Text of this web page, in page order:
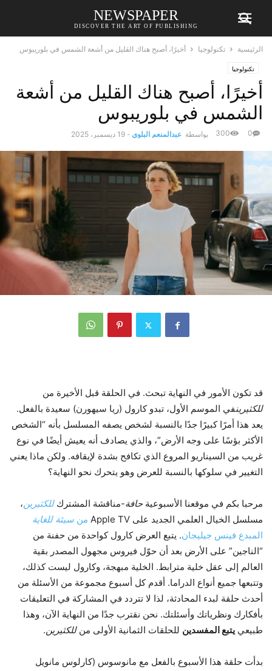
NEWSPAPER
DISCOVER THE ART OF PUBLISHING
الرئيسية تكنولوجيا أخيرًا، أصبح هناك القليل من أشعة الشمس في بلوريبوس
تكنولوجيا
أخيرًا، أصبح هناك القليل من أشعة
الشمس في بلوريبوس
بواسطة عبدالمنعم البلوي - 19 ديسمبر، 2025 0
300
قد تكون الأمور في النهاية تبحث. في الحلقة قبل الأخيرة من
للكثيرينفي الموسم الأول، تبدو كارول (ريا سيهورن) سعيدة بالفعل.
يعد هذا أمرًا كبيرًا جدًا بالنسبة لشخص يصفه المسلسل بأنه “الشخص
الأكثر بؤسًا على وجه الأرض”، والذي يصادف أنه يعيش أيضًا في نوع
غريب من السيناريو المروع الذي تكافح بشدة لإيقافه. ولكن ماذا يعني
التغيير في سلوكها بالنسبة للعرض وهو يتحرك نحو النهاية؟
مرحبا بكم في موقعنا الأسبوعيةحافة-مناقشة المشتركللكثيرين،
مسلسل الخيال العلمي الجديد على Apple TV
من سيئة للغاية
المبدع فينس جيليجان. يتبع العرض كارول كواحدة من حفنة من
“الناجين” على الأرض بعد أن حوّل فيروس مجهول المصدر بقية
العالم إلى عقل خلية مترابط. الخلية مبهجة، وكارول ليست كذلك،
وتتبعها جميع أنواع الدراما. أقدم كل أسبوع مجموعة من الأسئلة من
أحدث حلقة لبدء المحادثة، لذا لا تتردد في المشاركة في التعليقات
بأفكارك ونظرياتك وأسئلتك. نحن نقترب جدًا من النهاية الآن، وهذا
طبيعي يتبع المفسدين للحلقات الثمانية الأولى منللكثيرين.
بدأت حلقة هذا الأسبوع بالفعل مع مانوسوس (كارلوس مانويل